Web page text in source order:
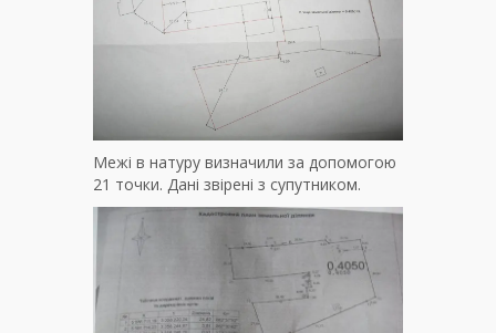
Межі в натуру визначили за допомогою
21 точки. Дані звірені з супутником.